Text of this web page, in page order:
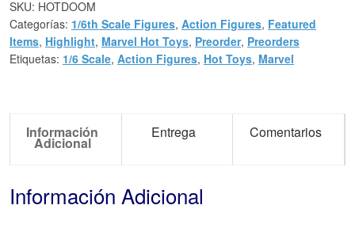
SKU: HOTDOOM
Categorías: 1/6th Scale Figures, Action Figures, Featured
Items, Highlight, Marvel Hot Toys, Preorder, Preorders
Etiquetas: 1/6 Scale, Action Figures, Hot Toys, Marvel
Información
Adicional
Entrega Comentarios
Información Adicional